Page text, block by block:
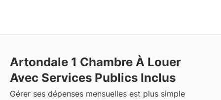
Artondale 1 Chambre À Louer
Avec Services Publics Inclus
Gérer ses dépenses mensuelles est plus simple